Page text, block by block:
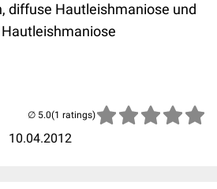
diffuse Hautleishmaniose und
10.04.2012
(1 ratings)